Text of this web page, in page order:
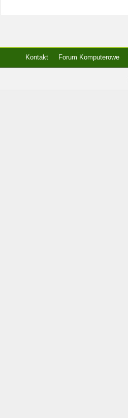
Kontakt Forum Komputerowe